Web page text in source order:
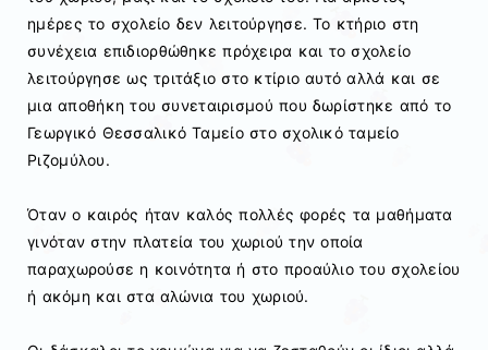
ημέρες το σχολείο δεν λειτούργησε. Το κτήριο στη
συνέχεια επιδιορθώθηκε πρόχειρα και το σχολείο
λειτούργησε ως τριτάξιο στο κτίριο αυτό αλλά και σε
μια αποθήκη του συνεταιρισμού που δωρίστηκε από το
Γεωργικό Θεσσαλικό Ταμείο στο σχολικό ταμείο
Ριζομύλου.
Όταν ο καιρός ήταν καλός πολλές φορές τα μαθήματα
γινόταν στην πλατεία του χωριού την οποία
παραχωρούσε η κοινότητα ή στο προαύλιο του σχολείου
ή ακόμη και στα αλώνια του χωριού.